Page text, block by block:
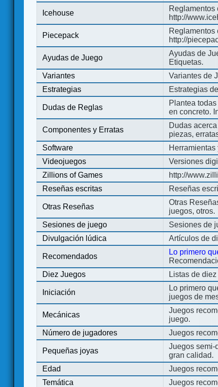
Icehouse
Reglamentos
http://
Piecepack
Reglamentos
http://
Ayudas de Juego
Ayudas de
Etiquetas.
Variantes
Variantes de
Estrategias
Estrategias
Dudas de Reglas
Plantea
en concreto.
Componentes y Erratas
Dudas
piezas,
Software
Videojuegos
Versiones
Zillions of Games
http://
Reseñas escritas
Reseñas
Otras Reseñas
Otras
juegos, otros.
Sesiones de juego
Sesiones de
Divulgación lúdica
Artículos de
Recomendados
Lo primero
Diez Juegos
Listas de
Iniciación
Lo primero
juegos de
Mecánicas
Juegos
juego.
Número de jugadores
Juegos
Pequeñas joyas
Juegos semi-
gran calidad.
Edad
Juegos
Temática
Juegos